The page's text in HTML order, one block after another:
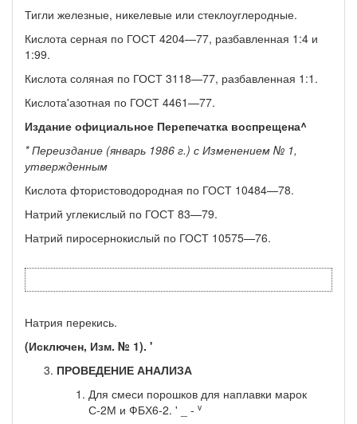
Тигли железные, никелевые или стеклоуглеродные.
Кислота серная по ГОСТ 4204—77, разбавленная 1:4 и
1:99.
Кислота соляная по ГОСТ 3118—77, разбавленная 1:1.
Кислота'азотная по ГОСТ 4461—77.
Издание официальное Перепечатка воспрещена^
* Переиздание (январь 1986 г.) с Изменением № 1,
утвержденным
Кислота фтористоводородная по ГОСТ 10484—78.
Натрий углекислый по ГОСТ 83—79.
Натрий пиросернокислый по ГОСТ 10575—76.
Натрия перекись.
(Исключен, Изм. № 1). '
ПРОВЕДЕНИЕ АНАЛИЗА
Для смеси порошков для наплавки марок
С-2М и ФБХ6-2. ' _ - v